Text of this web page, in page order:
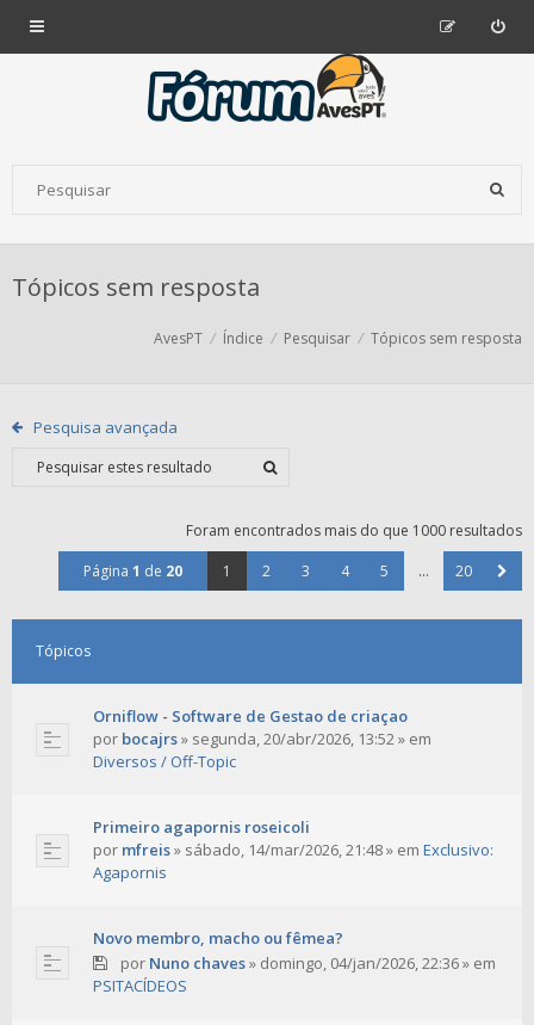
Tópicos sem resposta
AvesPT Índice Pesquisar Tópicos sem resposta
Pesquisa avançada
Foram encontrados mais do que 1000 resultados
Página 1 de 20 1 2 3 4 5 ... 20
Tópicos
Orniflow - Software de Gestao de criaçao
por bocajrs» segunda, 20/abr/2026, 13:52» em
Diversos / Off-Topic
Primeiro agapornis roseicoli
por mfreis» sábado, 14/mar/2026, 21:48» em Exclusivo:
Agapornis
Novo membro, macho ou fêmea?
por Nuno chaves» domingo, 04/jan/2026, 22:36» em
PSITACÍDEOS